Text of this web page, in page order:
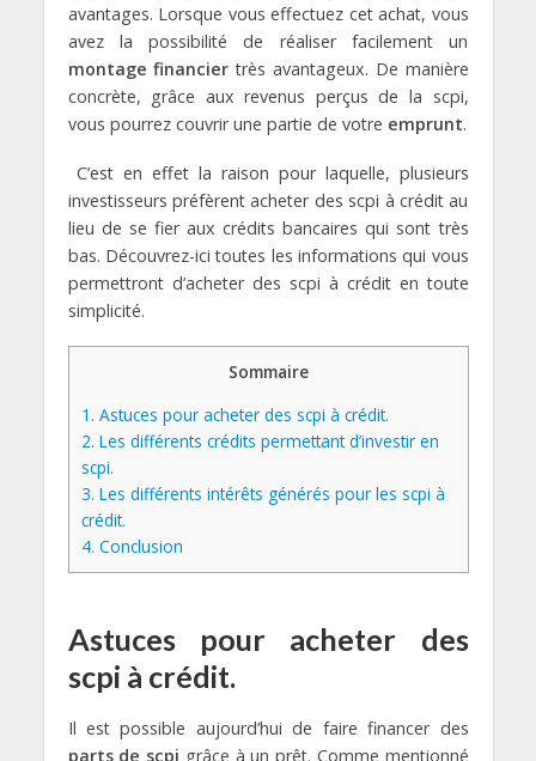
avantages. Lorsque vous effectuez cet achat, vous
avez la possibilité de réaliser facilement un
montage financier très avantageux. De manière
concrète, grâce aux revenus perçus de la scpi,
vous pourrez couvrir une partie de votre emprunt.
C’est en effet la raison pour laquelle, plusieurs
investisseurs préfèrent acheter des scpi à crédit au
lieu de se fier aux crédits bancaires qui sont très
bas. Découvrez-ici toutes les informations qui vous
permettront d’acheter des scpi à crédit en toute
simplicité.
Sommaire
1. Astuces pour acheter des scpi à crédit.
2. Les différents crédits permettant d’investir en
scpi.
3. Les différents intérêts générés pour les scpi à
crédit.
4. Conclusion
Astuces pour acheter des
scpi à crédit.
Il est possible aujourd’hui de faire financer des
parts de scpi grâce à un prêt. Comme mentionné